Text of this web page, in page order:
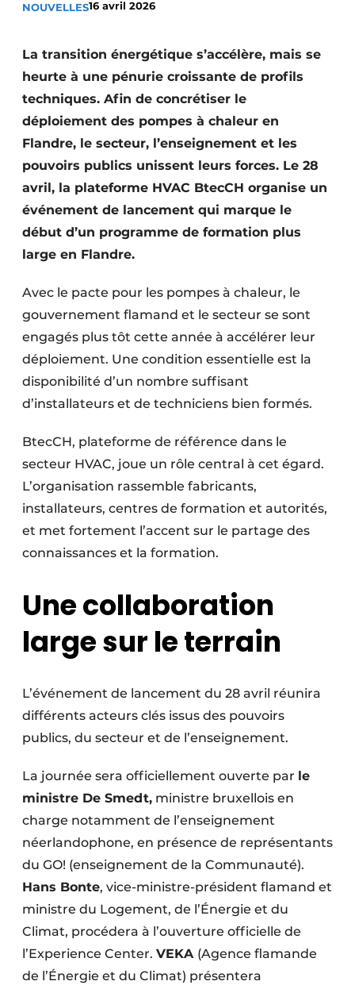
Termes et conditions
Video’s
NOUVELLES16 avril 2026
La transition énergétique s’accélère, mais se
heurte à une pénurie croissante de profils
techniques. Afin de concrétiser le
déploiement des pompes à chaleur en
Flandre, le secteur, l’enseignement et les
pouvoirs publics unissent leurs forces. Le 28
avril, la plateforme HVAC BtecCH organise un
événement de lancement qui marque le
début d’un programme de formation plus
large en Flandre.
Avec le pacte pour les pompes à chaleur, le
gouvernement flamand et le secteur se sont
engagés plus tôt cette année à accélérer leur
déploiement. Une condition essentielle est la
disponibilité d’un nombre suffisant
d’installateurs et de techniciens bien formés.
BtecCH, plateforme de référence dans le
secteur HVAC, joue un rôle central à cet égard.
L’organisation rassemble fabricants,
installateurs, centres de formation et autorités,
et met fortement l’accent sur le partage des
connaissances et la formation.
Une collaboration
large sur le terrain
L’événement de lancement du 28 avril réunira
différents acteurs clés issus des pouvoirs
publics, du secteur et de l’enseignement.
La journée sera officiellement ouverte par le
ministre De Smedt, ministre bruxellois en
charge notamment de l’enseignement
néerlandophone, en présence de représentants
du GO! (enseignement de la Communauté).
Hans Bonte, vice-ministre-président flamand et
ministre du Logement, de l’Énergie et du
Climat, procédera à l’ouverture officielle de
l’Experience Center. VEKA (Agence flamande
de l’Énergie et du Climat) présentera